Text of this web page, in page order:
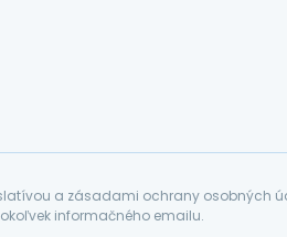
a zásadami ochrany osobných
informačného emailu.